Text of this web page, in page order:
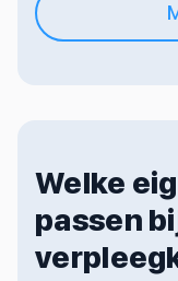
Welke
passen